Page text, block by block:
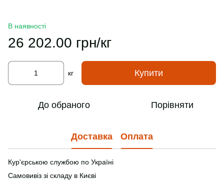
В наявності
26 202.00 грн/кг
кг Купити
До обраного Порівняти
Доставка Оплата
Кур'єрською службою по Україні
Самовивіз зі складу в Києві